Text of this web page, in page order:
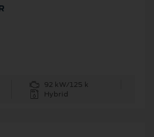
92 kW/125 k
Hybrid